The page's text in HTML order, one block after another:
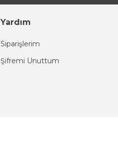
Yardım
Siparişlerim
Şifremi Unuttum